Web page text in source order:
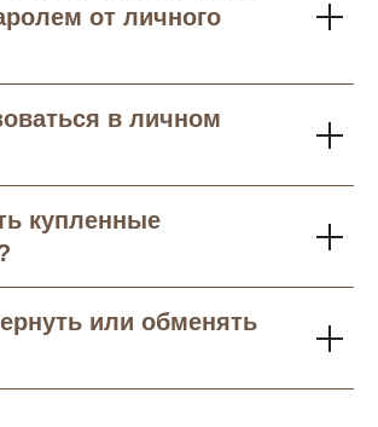
от личного
в личном
купленные
или обменять